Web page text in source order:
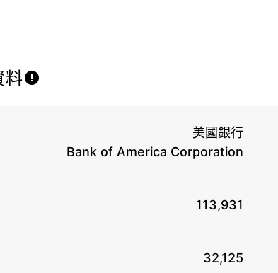
料
美國銀行
Bank of America Corporation
113,931
32,125